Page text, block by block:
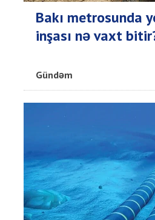
Bakı metrosunda
inşası nə vaxt
Gündəm